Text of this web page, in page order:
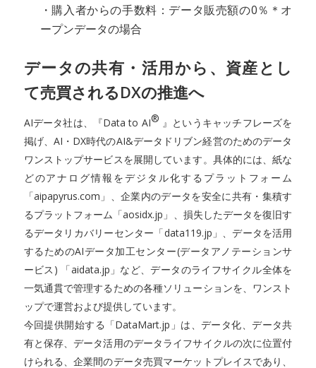
・購入者からの手数料：データ販売額の0％＊オ
ープンデータの場合
データの共有・活用から、資産とし
て売買されるDXの推進へ
AIデータ社は、『Data to AI® 』というキャッチフレーズを
掲げ、AI・DX時代のAI&データドリブン経営のためのデータ
ワンストップサービスを展開しています。具体的には、紙な
どのアナログ情報をデジタル化するプラットフォーム
「aipapyrus.com」、企業内のデータを安全に共有・集積す
るプラットフォーム「aosidx.jp」、損失したデータを復旧す
るデータリカバリーセンター「data119.jp」、データを活用
するためのAIデータ加工センター(データアノテーションサ
ービス) 「aidata.jp」など、データのライフサイクル全体を
一気通貫で管理するための各種ソリューションを、ワンスト
ップで運営および提供しています。
今回提供開始する「DataMart.jp」は、データ化、データ共
有と保存、データ活用のデータライフサイクルの次に位置付
けられる、企業間のデータ売買マーケットプレイスであり、